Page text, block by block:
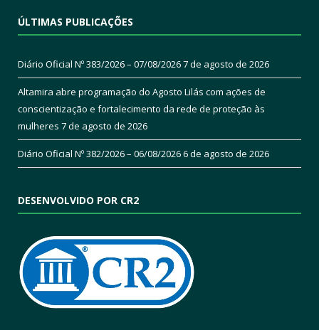
ÚLTIMAS PUBLICAÇÕES
Diário Oficial Nº 383/2026 – 07/08/20267 de agosto de 2026
Altamira abre programação do Agosto Lilás com ações de
conscientização e fortalecimento da rede de proteção às
mulheres 7 de agosto de 2026
Diário Oficial Nº 382/2026 – 06/08/20266 de agosto de 2026
DESENVOLVIDO POR CR2